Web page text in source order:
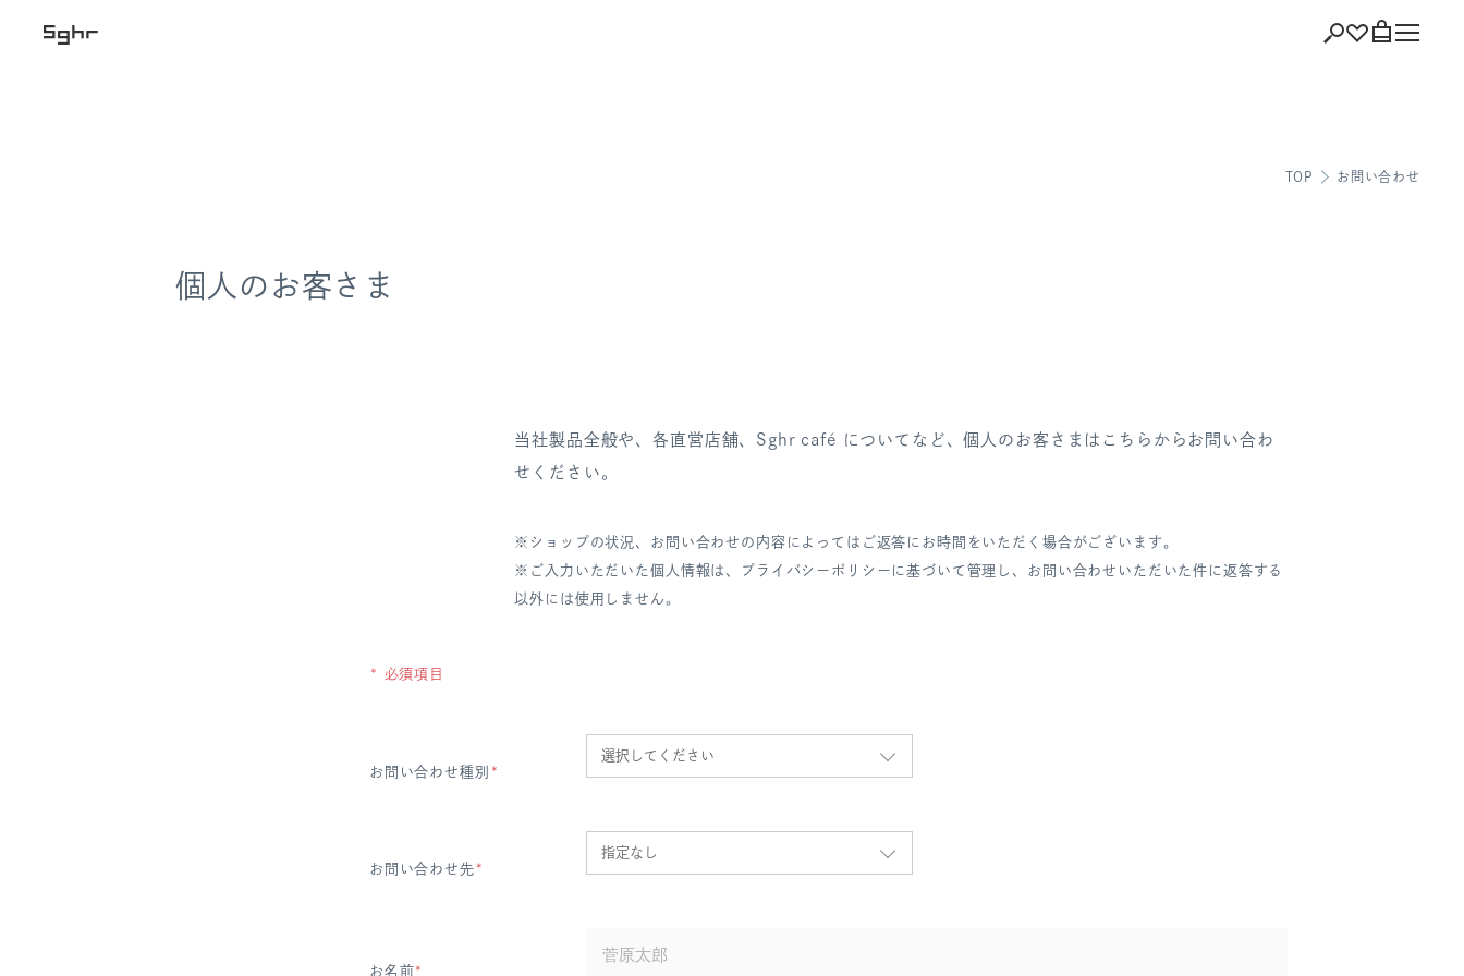
ショッピング
TOP お問い合わせ
個人のお客さま
当社製品全般や、各直営店舗、Sghr café についてなど、個人のお客さまはこちらからお問い合わ
せください。
※ショップの状況、お問い合わせの内容によってはご返答にお時間をいただく場合がございます。
※ご入力いただいた個人情報は、プライバシーポリシーに基づいて管理し、お問い合わせいただいた件に返答する
以外には使用しません。
* 必須項目
お問い合わせ種別 *
お問い合わせ先 *
お名前*